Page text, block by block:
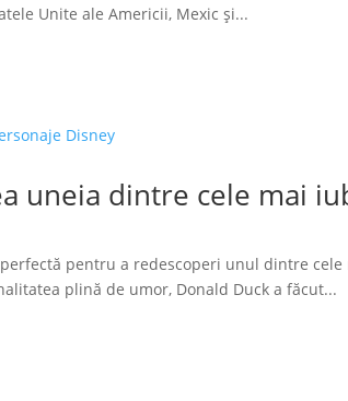
Unite ale Americii, Mexic și...
uneia dintre cele mai
pentru a redescoperi unul dintre
plină de umor, Donald Duck a făcut...